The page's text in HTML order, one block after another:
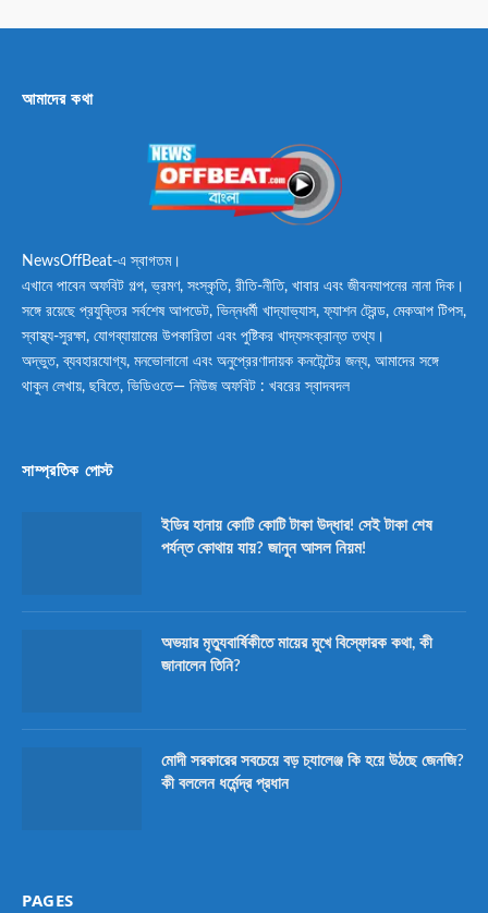
আমাদের কথা
NewsOffBeat-এ স্বাগতম।
এখানে পাবেন অফবিট গল্প, ভ্রমণ, সংস্কৃতি, রীতি-নীতি, খাবার এবং জীবনযাপনের নানা দিক।
সঙ্গে রয়েছে প্রযুক্তির সর্বশেষ আপডেট, ভিন্নধর্মী খাদ্যাভ্যাস, ফ্যাশন ট্রেন্ড, মেকআপ টিপস,
স্বাস্থ্য-সুরক্ষা, যোগব্যায়ামের উপকারিতা এবং পুষ্টিকর খাদ্যসংক্রান্ত তথ্য।
অদ্ভুত, ব্যবহারযোগ্য, মনভোলানো এবং অনুপ্রেরণাদায়ক কনটেন্টের জন্য, আমাদের সঙ্গে
থাকুন লেখায়, ছবিতে, ভিডিওতে— নিউজ অফবিট : খবরের স্বাদবদল
সাম্প্রতিক পোস্ট
ইডির হানায় কোটি কোটি টাকা উদ্ধার! সেই টাকা শেষ
পর্যন্ত কোথায় যায়? জানুন আসল নিয়ম!
অভয়ার মৃত্যুবার্ষিকীতে মায়ের মুখে বিস্ফোরক কথা, কী
জানালেন তিনি?
মোদী সরকারের সবচেয়ে বড় চ্যালেঞ্জ কি হয়ে উঠছে জেনজি?
কী বললেন ধর্মেন্দ্র প্রধান
PAGES